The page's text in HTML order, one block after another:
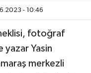
- 10:46
fotoğraf
yazar Yasin
merkezli